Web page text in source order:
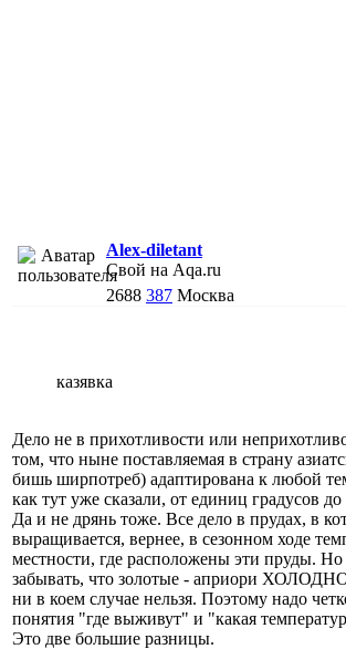
Alex-diletant
Свой на Aqa.ru
2688 387 Москва
казявка
Дело не в прихотливости или
том, что ныне поставляемая в страну
бишь ширпотреб) адаптирована к любой
как тут уже сказали, от единиц градусов
Да и не дрянь тоже. Все дело в прудах, в
выращивается, вернее, в сезонном ходе
местности, где расположены эти пруды. Но
забывать, что золотые - априори
ни в коем случае нельзя. Поэтому надо
понятия "где выживут" и "какая
Это две большие разницы.